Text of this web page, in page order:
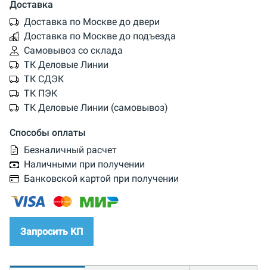
Доставка
Доставка по Москве до двери
Доставка по Москве до подъезда
Самовывоз со склада
ТК Деловые Линии
ТК СДЭК
ТК ПЭК
ТК Деловые Линии (самовывоз)
Способы оплаты
Безналичный расчет
Наличными при получении
Банковской картой при получении
Запросить КП